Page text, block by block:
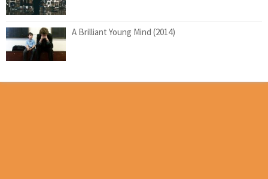
A Brilliant Young Mind (2014)